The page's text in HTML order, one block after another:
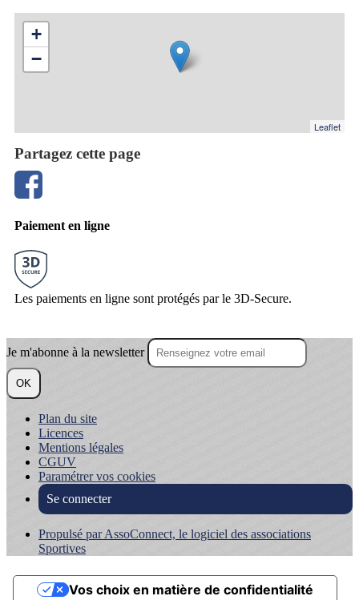
+
−
Leaflet
Partagez cette page
Paiement en ligne
Les paiements en ligne sont protégés par le 3D-Secure.
Je m'abonne à la newsletter
OK
Plan du site
Licences
Mentions légales
CGUV
Paramétrer vos cookies
Se connecter
Propulsé par AssoConnect, le logiciel des associations
Sportives
Vos choix en matière de confidentialité